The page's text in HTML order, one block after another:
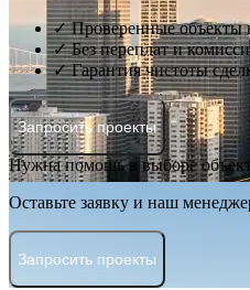
✓ Проверенные объекты
✓ Без переплат и
✓ Гарантия чистоты
Запросить проекты
Нужна помощь в выборе
Оставьте заявку и наш
Запросить проекты